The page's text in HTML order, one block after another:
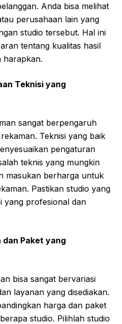
Anda bisa melihat
perusahaan lain yang
studio tersebut. Hal ini
tentang kualitas hasil
harapkan.
Teknisi yang
sangat berpengaruh
Teknisi yang baik
pengaturan
teknis yang mungkin
masukan berharga untuk
Pastikan studio yang
yang profesional dan
dan Paket yang
bisa sangat bervariasi
layanan yang disediakan.
harga dan paket
studio. Pilihlah studio